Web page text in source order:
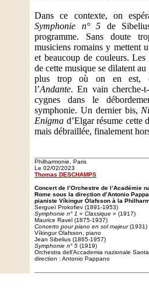
Dans ce contexte, on
Symphonie n° 5 de
programme. Sans doute
musiciens romains y mettent
et beaucoup de couleurs.
de cette musique se dilatent
plus trop où on en est,
l’Andante. En vain cherche-
cygnes dans le
symphonie. Un dernier bis,
Enigma d’Elgar résume cette
mais débraillée, finalement
Philharmonie, Paris
Le 02/02/2023
Thomas DESCHAMPS
Concert de l’Orchestre de l’Académie
Rome sous la direction d’Antonio
pianiste Víkingur Ólafsson à la
Sergueï Prokofiev (1891-1953)
Symphonie n° 1 « Classique » (1917)
Maurice Ravel (1875-1937)
Concerto pour piano en sol majeur(1931)
Víkingur Ólafsson, piano
Jean Sibelius (1865-1957)
Symphonie n° 5 (1919)
Orchestra dell’Accademia nazionale
direction : Antonio Pappano